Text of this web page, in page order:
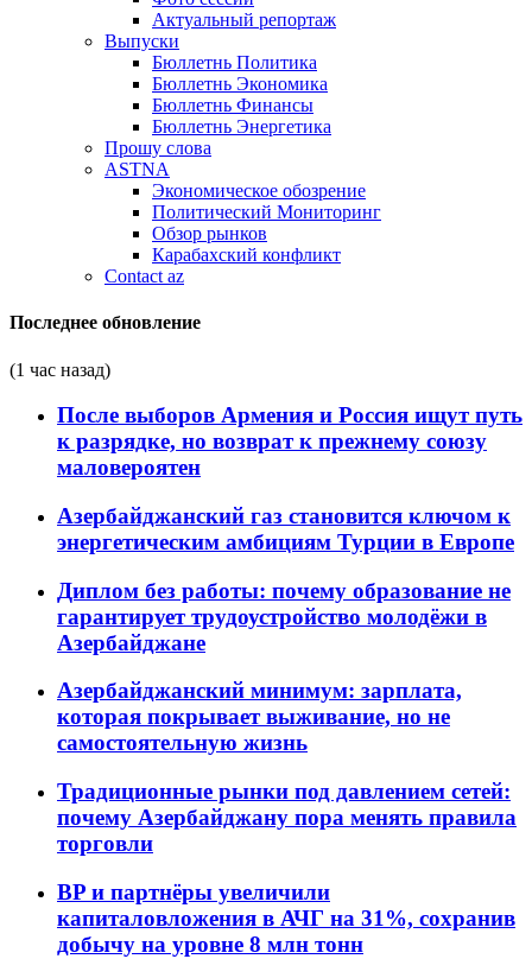
Актуальный репортаж
Выпуски
Бюллетнь Политика
Бюллетнь Экономика
Бюллетнь Финансы
Бюллетнь Энергетика
Прошу слова
ASTNA
Экономическое обозрение
Политический Мониторинг
Обзор рынков
Карабахский конфликт
Contact az
Последнее обновление
(1 час назад)
После выборов Армения и Россия ищут путь
к разрядке, но возврат к прежнему союзу
маловероятен
Азербайджанский газ становится ключом к
энергетическим амбициям Турции в Европе
Диплом без работы: почему образование не
гарантирует трудоустройство молодёжи в
Азербайджане
Азербайджанский минимум: зарплата,
которая покрывает выживание, но не
самостоятельную жизнь
Традиционные рынки под давлением сетей:
почему Азербайджану пора менять правила
торговли
BP и партнёры увеличили
капиталовложения в АЧГ на 31%, сохранив
добычу на уровне 8 млн тонн